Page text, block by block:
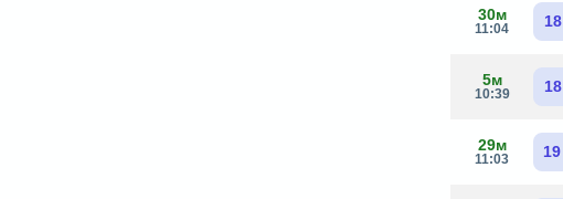
30м
11:04 18
5м
10:39 18
29м
11:03 19